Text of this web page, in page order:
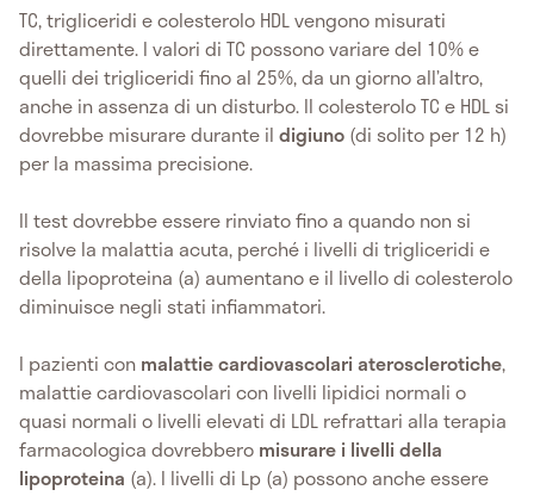
TC, trigliceridi e colesterolo HDL vengono misurati
direttamente. I valori di TC possono variare del 10% e
quelli dei trigliceridi fino al 25%, da un giorno all’altro,
anche in assenza di un disturbo. Il colesterolo TC e HDL si
dovrebbe misurare durante il digiuno (di solito per 12 h)
per la massima precisione.
Il test dovrebbe essere rinviato fino a quando non si
risolve la malattia acuta, perché i livelli di trigliceridi e
della lipoproteina (a) aumentano e il livello di colesterolo
diminuisce negli stati infiammatori.
I pazienti con malattie cardiovascolari aterosclerotiche,
malattie cardiovascolari con livelli lipidici normali o
quasi normali o livelli elevati di LDL refrattari alla terapia
farmacologica dovrebbero misurare i livelli della
lipoproteina (a). I livelli di Lp (a) possono anche essere